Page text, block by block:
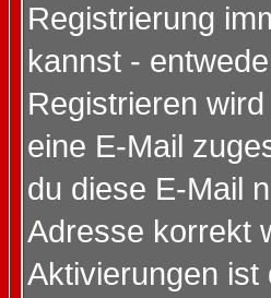
Registrierung
kannst -
Registrieren
eine E-Mail
du diese E-Mail
Adresse korrekt
Aktivierungen ist